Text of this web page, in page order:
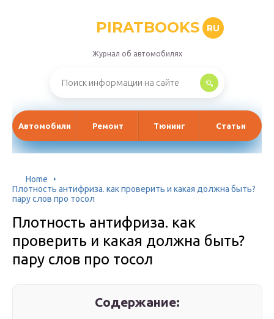
PIRATBOOKS RU
Журнал об автомобилях
Автомобили Ремонт Тюнинг Статьи
Home
Плотность антифриза. как проверить и какая должна быть?
пару слов про тосол
Плотность антифриза. как
проверить и какая должна быть?
пару слов про тосол
Содержание: